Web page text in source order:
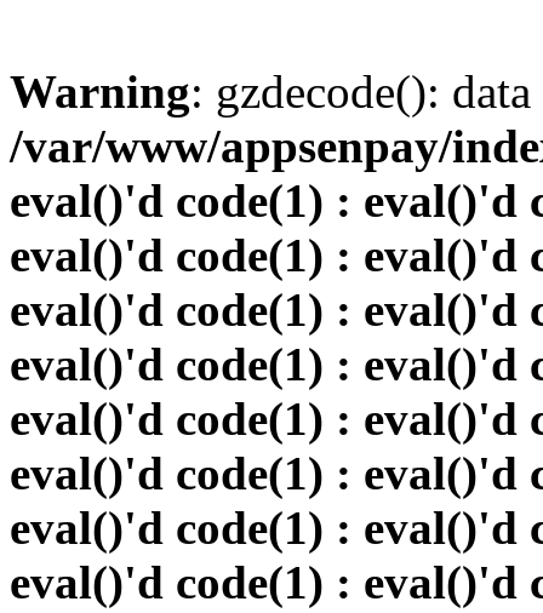
Warning: gzdecode():
/var/www/appsenpay/
eval()'d code(1) : eval()'d
eval()'d code(1) : eval()'d
eval()'d code(1) : eval()'d
eval()'d code(1) : eval()'d
eval()'d code(1) : eval()'d
eval()'d code(1) : eval()'d
eval()'d code(1) : eval()'d
eval()'d code(1) : eval()'d